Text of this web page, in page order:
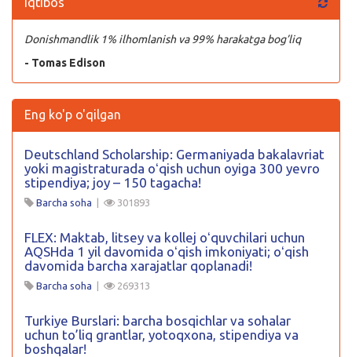
Donishmandlik 1% ilhomlanish va 99% harakatga bog’liq
- Tomas Edison
Eng ko'p o'qilgan
Deutschland Scholarship: Germaniyada bakalavriat
yoki magistraturada oʻqish uchun oyiga 300 yevro
stipendiya; joy – 150 tagacha!
Barcha soha | 301893
FLEX: Maktab, litsey va kollej oʻquvchilari uchun
AQSHda 1 yil davomida oʻqish imkoniyati; oʻqish
davomida barcha xarajatlar qoplanadi!
Barcha soha | 269313
Turkiye Burslari: barcha bosqichlar va sohalar
uchun to’liq grantlar, yotoqxona, stipendiya va
boshqalar!